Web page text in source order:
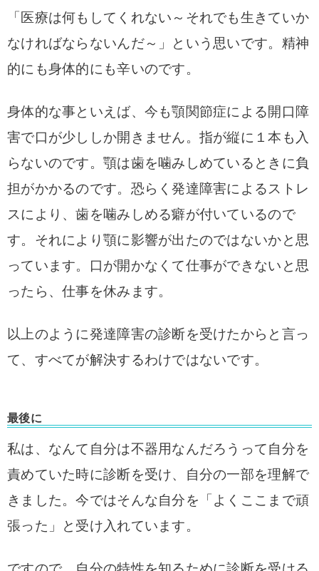
「医療は何もしてくれない～それでも生きていか
なければならないんだ～」という思いです。精神
的にも身体的にも辛いのです。
身体的な事といえば、 今も顎関節症による開口障
害で口が少ししか開きません。指が縦に１本も入
らないのです。 顎は歯を噛みしめているときに負
担がかかるのです。恐らく発達障害によるストレ
スにより、歯を噛みしめる癖が付いているので
す。それにより顎に影響が出たのではないかと思
っています。
口が開かなくて仕事ができないと思
ったら、仕事を休みます。
以上のように発達障害の診断を受けたからと言っ
て、すべてが解決するわけではないです。
最後に
私は、なんて自分は不器用なんだろうって自分を
責めていた時に診断を受け、自分の一部を理解で
きました。今ではそんな自分を「よくここまで頑
張った」と受け入れています。